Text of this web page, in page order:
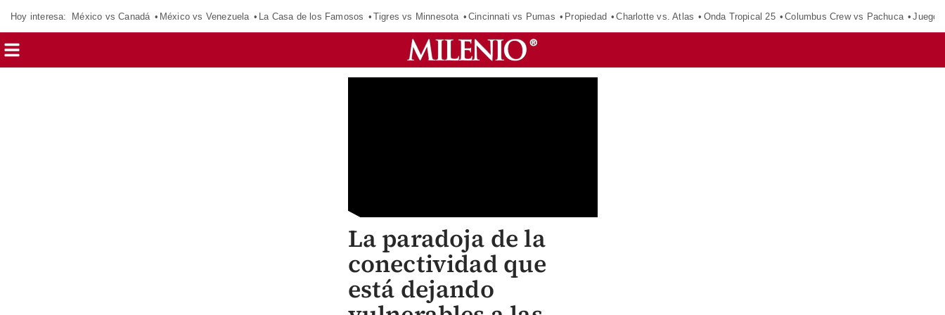
Hoy interesa: México vs Canadá México vs Venezuela La Casa de los Famosos Tigres vs Minnesota Cincinnati vs Pumas Propiedad Charlotte vs. Atlas Onda Tropical 25 Columbus Crew vs Pachuca
La paradoja de la
conectividad que
está dejando